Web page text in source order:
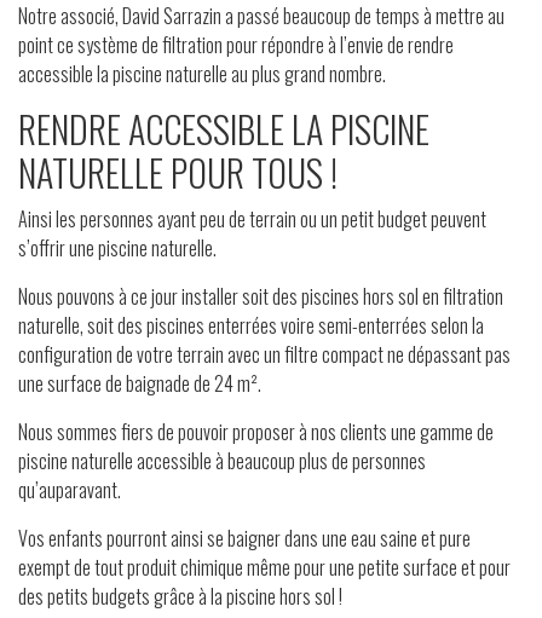
Notre associé, David Sarrazin a passé beaucoup de temps à mettre au
point ce système de filtration pour répondre à l’envie de rendre
accessible la piscine naturelle au plus grand nombre.
RENDRE ACCESSIBLE LA PISCINE
NATURELLE POUR TOUS !
Ainsi les personnes ayant peu de terrain ou un petit budget peuvent
s’offrir une piscine naturelle.
Nous pouvons à ce jour installer soit des piscines hors sol en filtration
naturelle, soit des piscines enterrées voire semi-enterrées selon la
configuration de votre terrain avec un filtre compact ne dépassant pas
une surface de baignade de 24 m².
Nous sommes fiers de pouvoir proposer à nos clients une gamme de
piscine naturelle accessible à beaucoup plus de personnes
qu’auparavant.
Vos enfants pourront ainsi se baigner dans une eau saine et pure
exempt de tout produit chimique même pour une petite surface et pour
des petits budgets grâce à la piscine hors sol !